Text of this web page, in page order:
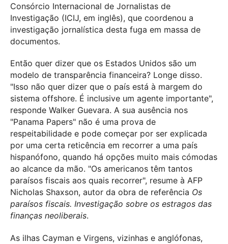
Consórcio Internacional de Jornalistas de
Investigação (ICIJ, em inglês), que coordenou a
investigação jornalística desta fuga em massa de
documentos.
Então quer dizer que os Estados Unidos são um
modelo de transparência financeira? Longe disso.
"Isso não quer dizer que o país está à margem do
sistema offshore. É inclusive um agente importante",
responde Walker Guevara. A sua ausência nos
"Panama Papers" não é uma prova de
respeitabilidade e pode começar por ser explicada
por uma certa reticência em recorrer a uma país
hispanófono, quando há opções muito mais cómodas
ao alcance da mão. "Os americanos têm tantos
paraísos fiscais aos quais recorrer", resume à AFP
Nicholas Shaxson, autor da obra de referência Os
paraísos fiscais. Investigação sobre os estragos das
finanças neoliberais.
As ilhas Cayman e Virgens, vizinhas e anglófonas,